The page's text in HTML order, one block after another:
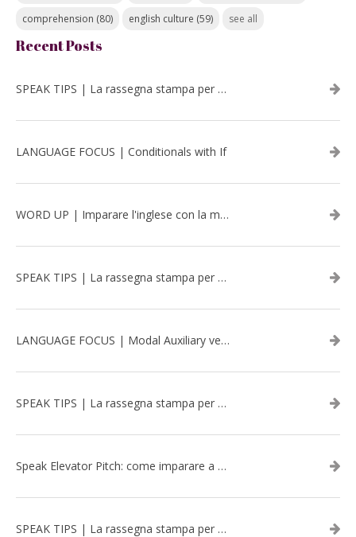
comprehension (80) english culture (59) see all
Recent Posts
SPEAK TIPS | La rassegna stampa per migliorare l’inglese - luglio 2026
LANGUAGE FOCUS | Conditionals with If
WORD UP | Imparare l'inglese con la musica: David Bowie
SPEAK TIPS | La rassegna stampa per migliorare l’inglese - aprile 2026
LANGUAGE FOCUS | Modal Auxiliary verbs in the past
SPEAK TIPS | La rassegna stampa per migliorare l’inglese - marzo 2026
Speak Elevator Pitch: come imparare a gestire una presentazione in inglese
SPEAK TIPS | La rassegna stampa per migliorare l’inglese - febbraio 2026